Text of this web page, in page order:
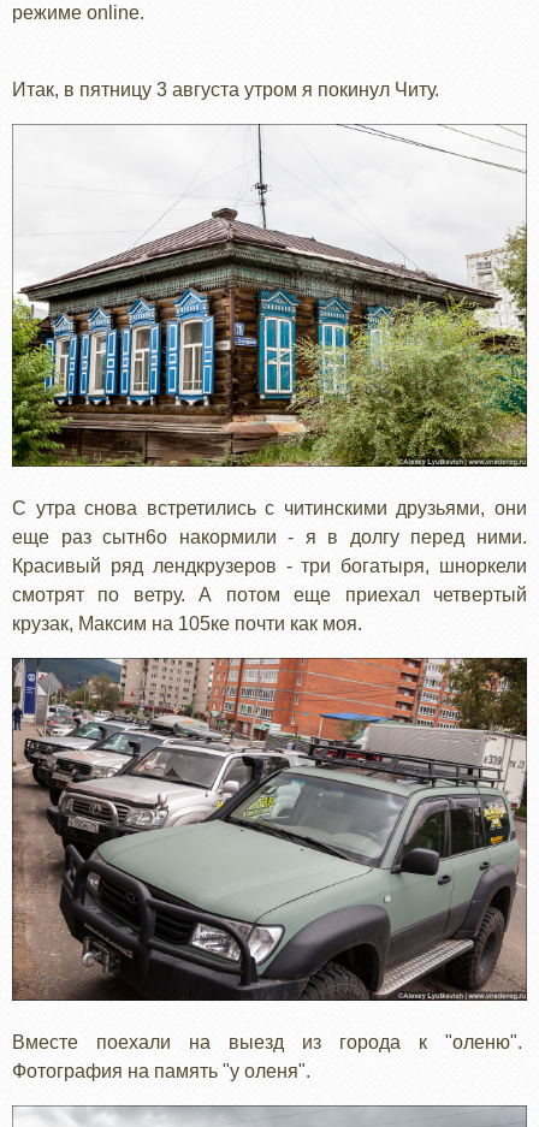
режиме online.
Итак, в пятницу 3 августа утром я покинул Читу.
С утра снова встретились с читинскими друзьями, они
еще раз сытн6о накормили - я в долгу перед ними.
Красивый ряд лендкрузеров - три богатыря, шноркели
смотрят по ветру. А потом еще приехал четвертый
крузак, Максим на 105ке почти как моя.
Вместе поехали на выезд из города к "оленю".
Фотография на память "у оленя".